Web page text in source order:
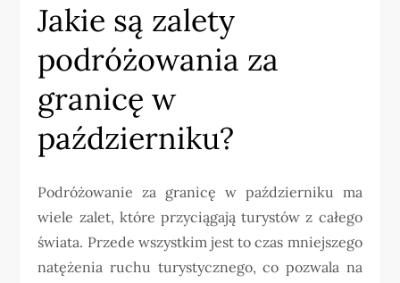
Jakie są zalety
podróżowania za
granicę w
październiku?
Podróżowanie za granicę w październiku ma
wiele zalet, które przyciągają turystów z całego
świata. Przede wszystkim jest to czas mniejszego
natężenia ruchu turystycznego, co pozwala na